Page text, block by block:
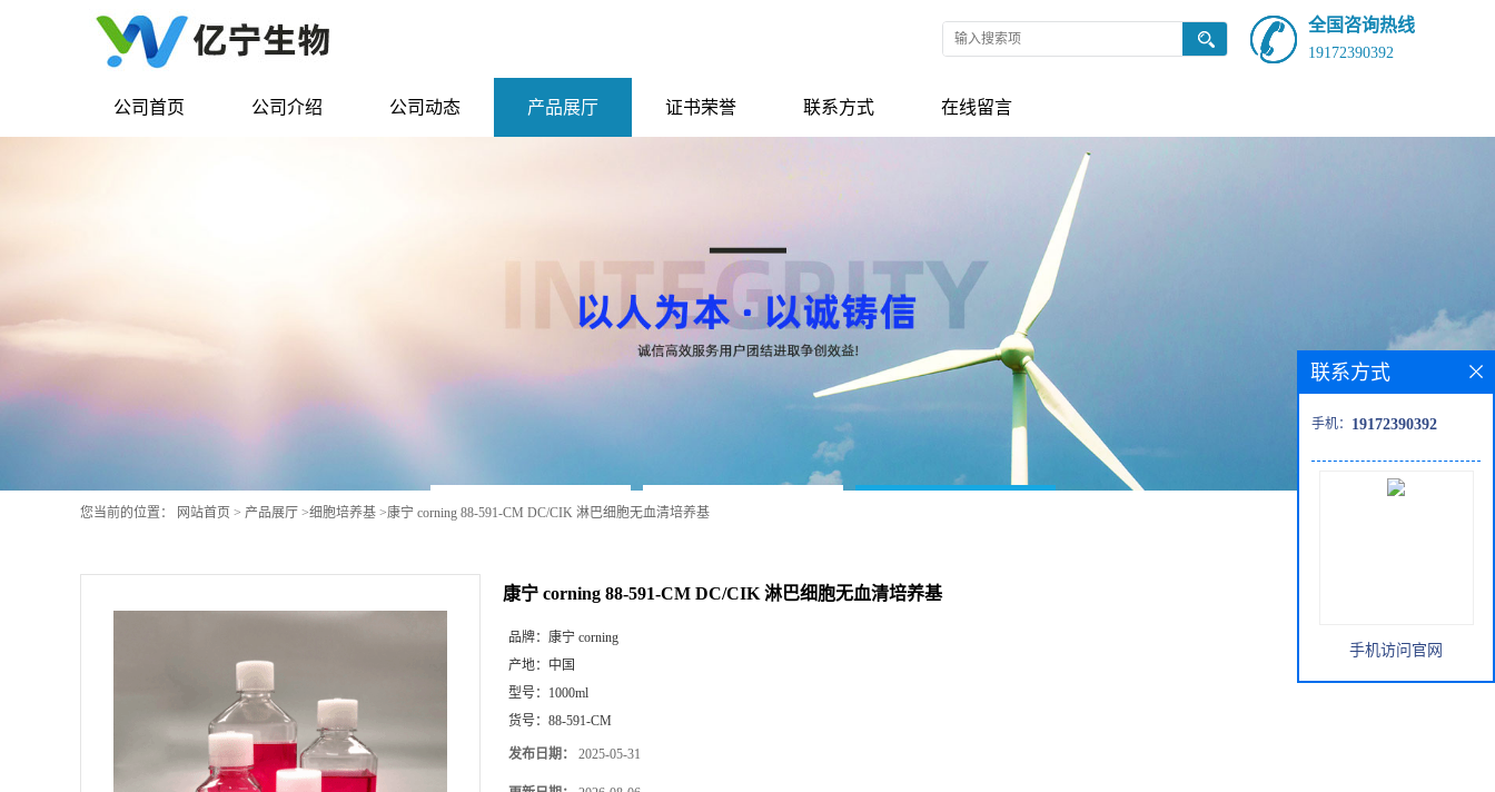
全国咨询热线
19172390392
公司首页 公司介绍 公司动态 产品展厅 证书荣誉 联系方式 在线留言
您当前的位置： 网站首页 > 产品展厅 >细胞培养基 >康宁 corning 88-591-CM DC/CIK 淋巴细胞无血清培养基
康宁 corning 88-591-CM DC/CIK 淋巴细胞无血清培养基
品牌： 康宁 corning
产地： 中国
型号： 1000ml
货号： 88-591-CM
发布日期： 2025-05-31
联系方式
手机： 19172390392
手机访问官网